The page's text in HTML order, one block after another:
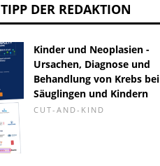
TIPP DER REDAKTION
Kinder und Neoplasien -
Ursachen, Diagnose und
Behandlung von Krebs bei
Säuglingen und Kindern
CUT-AND-KIND